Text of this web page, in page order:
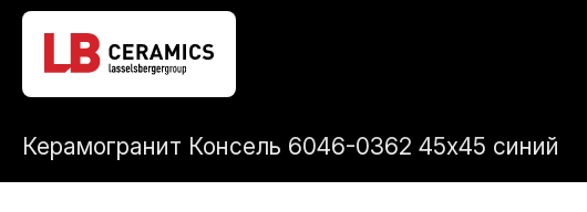
Керамогранит Консель 6046-0362 45x45 синий